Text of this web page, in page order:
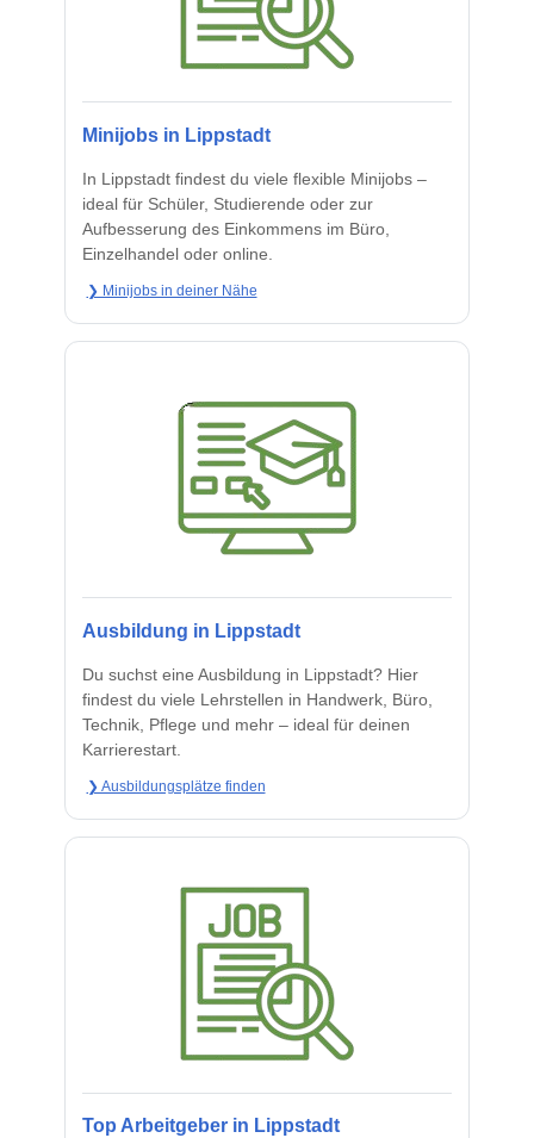
Minijobs in Lippstadt
In Lippstadt findest du viele flexible Minijobs –
ideal für Schüler, Studierende oder zur
Aufbesserung des Einkommens im Büro,
Einzelhandel oder online.
❯ Minijobs in deiner Nähe
Ausbildung in Lippstadt
Du suchst eine Ausbildung in Lippstadt? Hier
findest du viele Lehrstellen in Handwerk, Büro,
Technik, Pflege und mehr – ideal für deinen
Karrierestart.
❯ Ausbildungsplätze finden
Top Arbeitgeber in Lippstadt